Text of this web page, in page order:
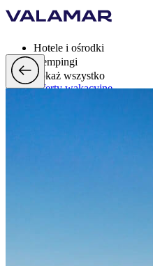
Hotele i ośrodki
Kempingi
Pokaż wszystko
Oferty wakacyjne